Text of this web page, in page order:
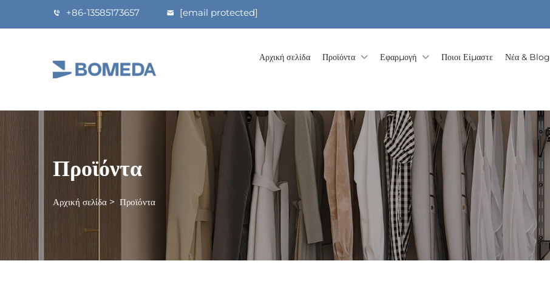
+86-13585173657 [email protected]
Αρχική σελίδα Προϊόντα Εφαρμογή Ποιοι Είμαστε Νέα & Blog
Προϊόντα
Αρχική σελίδα > Προϊόντα